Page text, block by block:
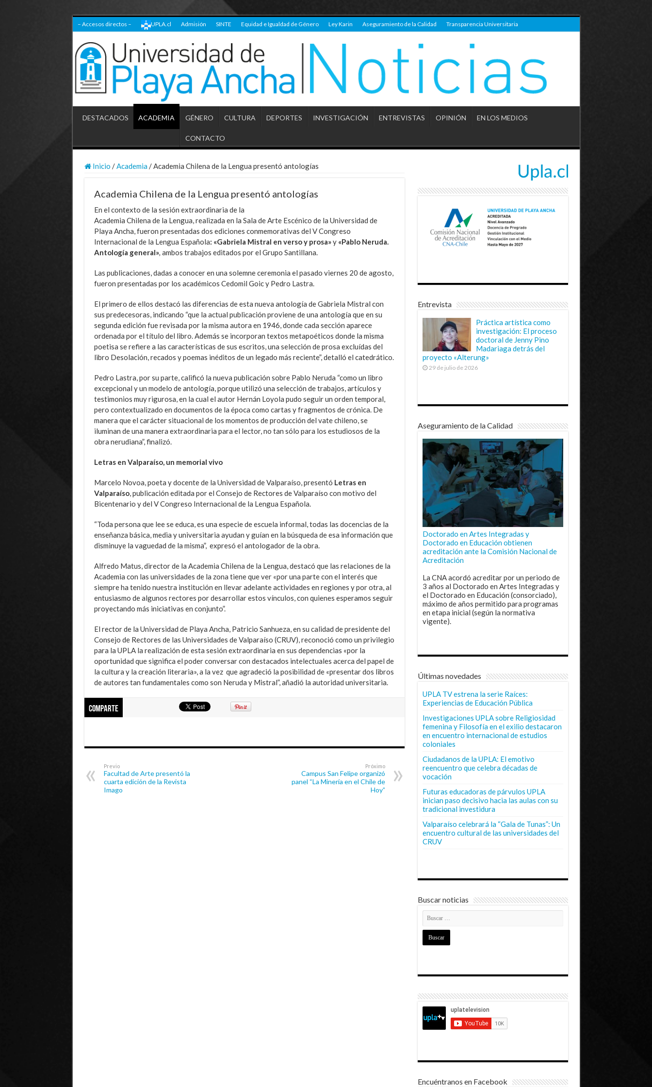
– Accesos directos – UPLA.cl Admisión SINTE Equidad e Igualdad de Género Ley Karin Aseguramiento de la Calidad Transparencia Universitaria
DESTACADOS ACADEMIA GÉNERO CULTURA DEPORTES INVESTIGACIÓN ENTREVISTAS OPINIÓN EN LOS MEDIOS
CONTACTO
Inicio / Academia / Academia Chilena de la Lengua presentó antologías
Academia Chilena de la Lengua presentó antologías
En el contexto de la sesión extraordinaria de la
Academia Chilena de la Lengua, realizada en la Sala de Arte Escénico de la Universidad de
Playa Ancha, fueron presentadas dos ediciones conmemorativas del V Congreso
Internacional de la Lengua Española: «Gabriela Mistral en verso y prosa»y «Pablo Neruda.
Antología general», ambos trabajos editados porel Grupo Santillana.
Las publicaciones, dadas a conocer en una solemne ceremonia el pasado viernes 20 de agosto,
fueron presentadas por los académicos Cedomil Goic y Pedro Lastra.
El primero de ellos destacó las diferencias de esta nueva antología de Gabriela Mistral con
sus predecesoras, indicando “que la actual publicación proviene de una antología que en su
segunda edición fue revisada por la misma autora en 1946, donde cada sección aparece
ordenada por el título del libro. Además se incorporan textos metapoéticos donde la misma
poetisa se refiere a las características de sus escritos, una selección de prosa excluídas del
libro Desolación, recados y poemas inéditos de un legado más reciente”, detalló el catedrático.
Pedro Lastra, por su parte, calificó la nueva publicación sobre Pablo Neruda “como un libro
excepcional y un modelo de antología, porque utilizó una selección de trabajos, artículos y
testimonios muy rigurosa, en la cual el autor Hernán Loyola pudo seguir un orden temporal,
pero contextualizado en documentos de la época como cartas y fragmentos de crónica. De
manera que el carácter situacional de los momentos de producción del vate chileno, se
iluminan de una manera extraordinaria para el lector, no tan sólo para los estudiosos de la
obra nerudiana”, finalizó.
Letras en Valparaíso, un memorial vivo
Marcelo Novoa, poeta y docente de la Universidad de Valparaíso, presentó Letras en
Valparaíso, publicación editada por el Consejo de Rectores de Valparaíso con motivo del
Bicentenario y del V Congreso Internacional de la Lengua Española.
“Toda persona que lee se educa, es una especie de escuela informal, todas las docencias de la
enseñanza básica, media y universitaria ayudan y guían en la búsqueda de esa información que
disminuye la vaguedad de la misma”, expresó el antologador de la obra.
Alfredo Matus, director de la Academia Chilena de la Lengua, destacó que las relaciones de la
Academia con las universidades de la zona tiene que ver «por una parte con el interés que
siempre ha tenido nuestra institución en llevar adelante actividades en regiones y por otra, al
entusiasmo de algunos rectores por desarrollar estos vínculos, con quienes esperamos seguir
proyectando más iniciativas en conjunto”.
El rector de la Universidad de Playa Ancha, Patricio Sanhueza, en su calidad de presidente del
Consejo de Rectores de las Universidades de Valparaíso (CRUV), reconoció como un privilegio
para la UPLA la realización de esta sesión extraordinaria en sus dependencias «por la
oportunidad que significa el poder conversar con destacados intelectuales acerca del papel de
la cultura y la creación literaria», a la vez que agradeció la posibilidad de «presentar dos libros
de autores tan fundamentales como son Neruda y Mistral”, añadió la autoridad universitaria.
Comparte
Previo
Facultad de Arte presentó la
cuarta edición de la Revista
Imago
Próximo
Campus San Felipe organizó
panel “La Minería en el Chile de
Hoy”
Entrevista
Práctica artística como
investigación: El proceso
doctoral de Jenny Pino
Madariaga detrás del
proyecto «Alterung»
29 de julio de 2026
Aseguramiento de la Calidad
Doctorado en Artes Integradas y
Doctorado en Educación obtienen
acreditación ante la Comisión Nacional de
Acreditación
La CNA acordó acreditar por un periodo de
3 años al Doctorado en Artes Integradas y
el Doctorado en Educación (consorciado),
máximo de años permitido para programas
en etapa inicial (según la normativa
vigente).
Últimas novedades
UPLA TV estrena la serie Raíces:
Experiencias de Educación Pública
Investigaciones UPLA sobre Religiosidad
femenina y Filosofía en el exilio destacaron
en encuentro internacional de estudios
coloniales
Ciudadanos de la UPLA: El emotivo
reencuentro que celebra décadas de
vocación
Futuras educadoras de párvulos UPLA
inician paso decisivo hacia las aulas con su
tradicional investidura
Valparaíso celebrará la “Gala de Tunas”: Un
encuentro cultural de las universidades del
CRUV
Buscar noticias
Encuéntranos en Facebook